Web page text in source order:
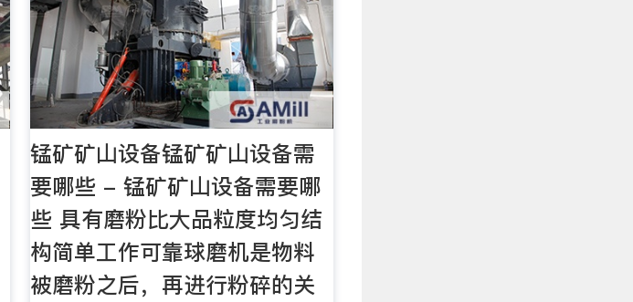
锰矿矿山设备锰矿矿山设备需
要哪些 - 锰矿矿山设备需要哪
些 具有磨粉比大品粒度均匀结
构简单工作可靠球磨机是物料
被磨粉之后，再进行粉碎的关